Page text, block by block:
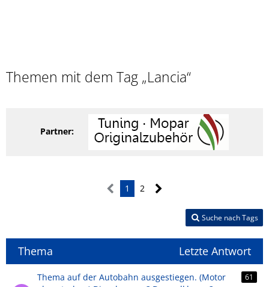
Themen mit dem Tag „Lancia“
Partner:
1 2
Suche nach Tags
Thema Letzte Antwort
Thema auf der Autobahn ausgestiegen. (Motor
61